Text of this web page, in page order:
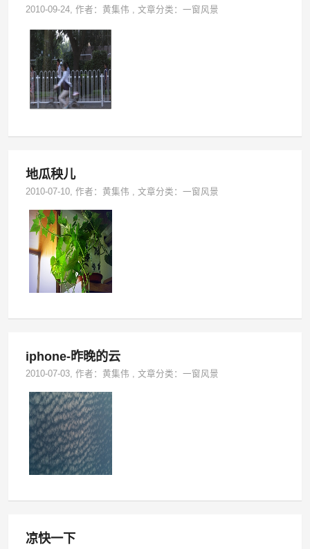
2010-09-24, 作者：黄集伟 ,文章分类：一窗风景
地瓜秧儿
2010-07-10, 作者：黄集伟 ,文章分类：一窗风景
iphone-昨晚的云
2010-07-03, 作者：黄集伟 ,文章分类：一窗风景
凉快一下